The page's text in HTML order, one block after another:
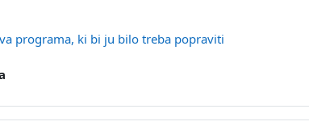
programa, ki bi ju bilo treba popraviti